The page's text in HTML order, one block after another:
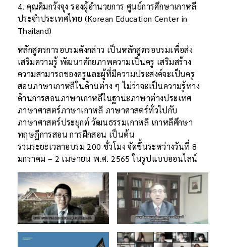
4. คุณคิมกวังจุง รองผู้อำนวยการ ศูนย์การศึกษาเกาหลี
ประจำประเทศไทย (Korean Education Center in
Thailand)
หลักสูตรการอบรมดังกล่าว เป็นหลักสูตรอบรมเพื่อส่ง
เสริมความรู้ พัฒนาศักยภาพความเป็นครู เสริมสร้าง
ความสามารถของครูและผู้ที่มีความประสงค์จะเป็นครู
สอนภาษาเกาหลีในด้านต่าง ๆ ไม่ว่าจะเป็นความรู้ทาง
ด้านการสอนภาษาเกาหลีในฐานะภาษาต่างประเทศ
ภาษาศาสตร์ภาษาเกาหลี ภาษาศาสตร์ทั่วไปกับ
ภาษาศาสตร์ประยุกต์ วัฒนธรรมเกาหลี เกาหลีศึกษา
ทฤษฎีการสอน การฝึกสอน เป็นต้น
รวมระยะเวลาอบรม 200 ชั่วโมง จัดขึ้นระหว่างวันที่ 8
มกราคม – 2 เมษายน พ.ศ. 2565 ในรูปแบบออนไลน์